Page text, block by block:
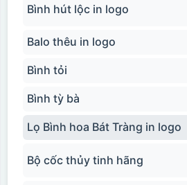
Bình hút lộc in logo
Balo thêu in logo
Bình tỏi
Bình tỳ bà
Lọ Bình hoa Bát Tràng in logo
Bộ cốc thủy tinh hãng